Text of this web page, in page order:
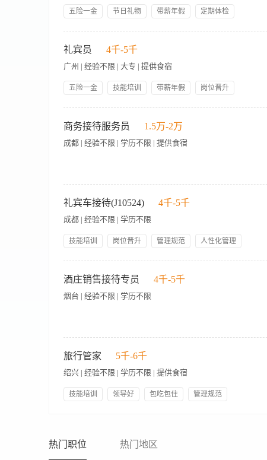
议行业的工作节奏，可接受因工作需要的加班及周末值班。
五险一金 节日礼物 带薪年假
定期体检
作，统筹相关物资和配置，提供优质服务； 4.负责会展接待活
处理常见问题和基本的客人投诉，并向上级领导汇报； 6.每日
及整理相关资料； 8.完成领导交办的其他工作。 任职条件： 1.
态和发展趋势； 3.具备良好的沟通协调能力、团队合作能力和
礼宾员 4千-5千
广州 | 经验不限 | 大专 | 提供食宿
五险一金 技能培训 带薪年假
岗位晋升
并每天定时巡检设备做好登记。 3、负责礼堂馆内的物资采购
上级交代的工作任务。 任职要求 1、大专学历以上，文化或艺
格开朗、形象气质佳，对艺术场馆具有浓厚的兴趣； 4、具有良
商务接待服务员 1.5万-2万
成都 | 经验不限 | 学历不限 | 提供食宿
务，包括场地布置、茶歇准备、分餐服务及撤场清理。 3、主
体验。 4、维护商务区域（VIP休息室、宴会厅、接待大厅）的
报，确保问题闭环解决。 6、参与商务服务标准流程的定期复盘
限，男生身高175cm以上 2、学历、工作经验不限，热爱服务行
常用服务用语者优先考虑。 4、性格开朗、细心耐心，具备较强
康证或愿意入职前办理。
礼宾车接待(J10524) 4千-5千
成都 | 经验不限 | 学历不限
技能培训 岗位晋升 管理规范
人性化管理
对客状态。任职资格：1、需有驾照和驾驶经验，形象气质佳，
酒庄销售接待专员 4千-5千
烟台 | 经验不限 | 学历不限
实现。 2. 开发客户：通过各种渠道开发新客户，维护老客户关
供专业的葡萄酒知识讲解和品鉴服务，提升客户体验，促成销
作，共同完成销售目标。 【任职资格】 1. 专科及以上学历，市
验，有葡萄酒行业经验者优先。 3. 熟悉葡萄酒知识，对葡萄酒
且与客户建立良好关系。 5. 良好的团队合作精神，能够承受一
旅行管家 5千-6千
绍兴 | 经验不限 | 学历不限 | 提供食宿
技能培训 领导好 包吃包住 管理规范
热门职位 热门地区